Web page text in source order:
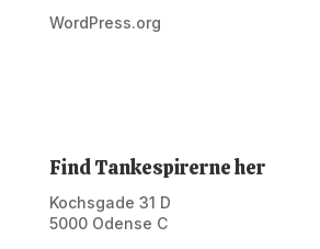
WordPress.org
Find Tankespirerne her
Kochsgade 31 D
5000 Odense C